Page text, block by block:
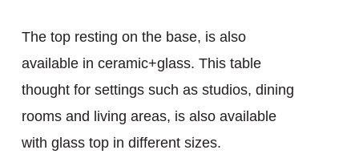
The top resting on the base, is also
available in ceramic+glass. This table
thought for settings such as studios, dining
rooms and living areas, is also available
with glass top in different sizes.